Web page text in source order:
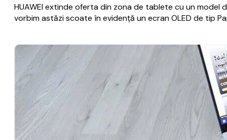
HUAWEI extinde oferta din zona de tablete cu un
vorbim astăzi scoate în evidență un ecran OLED de tip